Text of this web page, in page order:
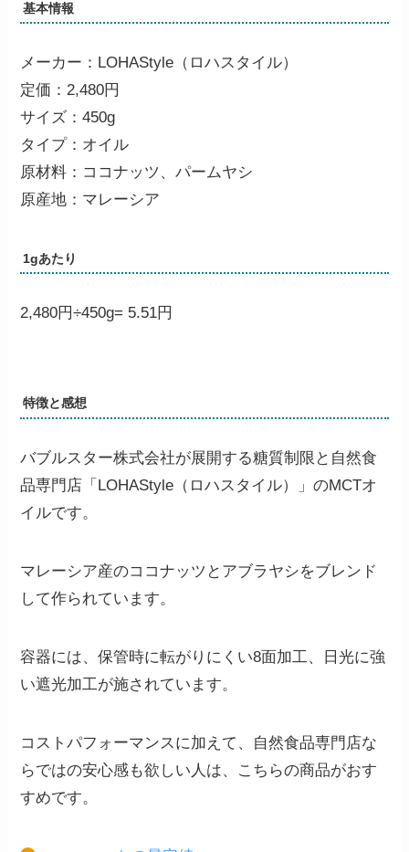
基本情報
メーカー：LOHAStyle（ロハスタイル）
定価：2,480円
サイズ：450g
タイプ：オイル
原材料：ココナッツ、パームヤシ
原産地：マレーシア
1gあたり
2,480円÷450g= 5.51円
特徴と感想
バブルスター株式会社が展開する糖質制限と自然食
品専門店「LOHAStyle（ロハスタイル）」のMCTオ
イルです。
マレーシア産のココナッツとアブラヤシをブレンド
して作られています。
容器には、保管時に転がりにくい8面加工、日光に強
い遮光加工が施されています。
コストパフォーマンスに加えて、自然食品専門店な
らではの安心感も欲しい人は、こちらの商品がおす
すめです。